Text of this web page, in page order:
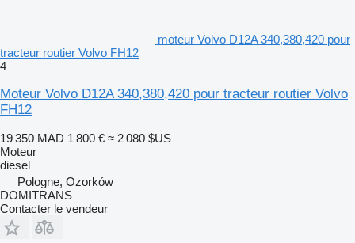
moteur Volvo D12A 340,380,420 pour
tracteur routier Volvo FH12
4
Moteur Volvo D12A 340,380,420 pour tracteur routier Volvo
FH12
19 350 MAD 1 800 € ≈ 2 080 $US
Moteur
diesel
Pologne, Ozorków
DOMITRANS
Contacter le vendeur